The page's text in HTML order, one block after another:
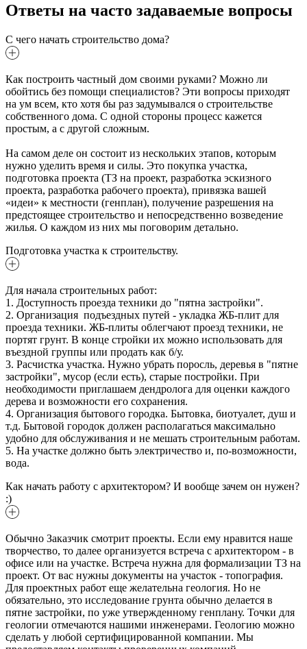
Ответы на часто задаваемые вопросы
С чего начать строительство дома?
Как построить частный дом своими руками? Можно ли
обойтись без помощи специалистов? Эти вопросы приходят
на ум всем, кто хотя бы раз задумывался о строительстве
собственного дома. С одной стороны процесс кажется
простым, а с другой сложным.
На самом деле он состоит из нескольких этапов, которым
нужно уделить время и силы. Это покупка участка,
подготовка проекта (ТЗ на проект, разработка эскизного
проекта, разработка рабочего проекта), привязка вашей
«идеи» к местности (генплан), получение разрешения на
предстоящее строительство и непосредственно возведение
жилья. О каждом из них мы поговорим детально.
Подготовка участка к строительству.
Для начала строительных работ:
1. Доступность проезда техники до "пятна застройки".
2. Организация подъездных путей - укладка ЖБ-плит для
проезда техники. ЖБ-плиты облегчают проезд техники, не
портят грунт. В конце стройки их можно использовать для
въездной группы или продать как б/у.
3. Расчистка участка. Нужно убрать поросль, деревья в "пятне
застройки", мусор (если есть), старые постройки. При
необходимости приглашаем дендролога для оценки каждого
дерева и возможности его сохранения.
4. Организация бытового городка. Бытовка, биотуалет, душ и
т.д. Бытовой городок должен располагаться максимально
удобно для обслуживания и не мешать строительным работам.
5. На участке должно быть электричество и, по-возможности,
вода.
Как начать работу с архитектором? И вообще зачем он нужен?
:)
Обычно Заказчик смотрит проекты. Если ему нравится наше
творчество, то далее организуется встреча с архитектором - в
офисе или на участке. Встреча нужна для формализации ТЗ на
проект. От вас нужны документы на участок - топография.
Для проектных работ еще желательна геология. Но не
обязательно, это исследование грунта обычно делается в
пятне застройки, по уже утвержденному генплану. Точки для
геологии отмечаются нашими инженерами. Геологию можно
сделать у любой сертифицированной компании. Мы